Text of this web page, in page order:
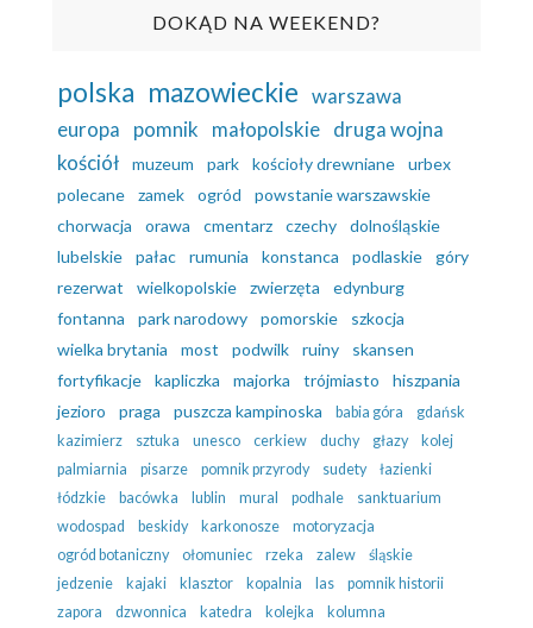
DOKĄD NA WEEKEND?
polska mazowieckie warszawa
europa
pomnik małopolskie druga wojna
kościół
muzeum park kościoły drewniane
urbex
polecane
zamek ogród
powstanie warszawskie
chorwacja
orawa cmentarz czechy
dolnośląskie
lubelskie
pałac rumunia konstanca podlaskie
góry
rezerwat
wielkopolskie zwierzęta
edynburg
fontanna
park narodowy pomorskie
szkocja
wielka brytania
most podwilk ruiny
skansen
fortyfikacje
kapliczka majorka trójmiasto
hiszpania
jezioro
praga puszcza kampinoska babia góra
gdańsk
kazimierz
sztuka unesco cerkiew duchy głazy
kolej
palmiarnia
pisarze pomnik przyrody sudety
łazienki
łódzkie
bacówka lublin mural podhale
sanktuarium
wodospad
beskidy karkonosze
motoryzacja
ogród botaniczny
ołomuniec rzeka zalew
śląskie
jedzenie
kajaki klasztor kopalnia las
pomnik historii
zapora
dzwonnica katedra kolejka
kolumna